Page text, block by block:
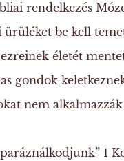
rendelkezés
ürüléket be kell
életét
gondok
nem
1